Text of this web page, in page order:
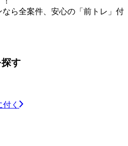
ら全案件、安心の「前トレ」付
す
く